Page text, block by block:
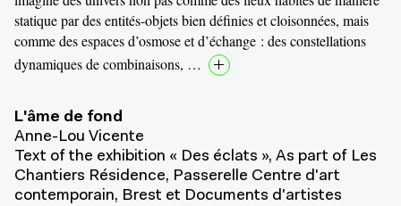
statique par des entités-objets bien définies et cloisonnées, mais
comme des espaces d’osmose et d’échange : des constellations
dynamiques de combinaisons, …
L'âme de fond
Anne-Lou Vicente
Text of the exhibition « Des éclats », As part of Les
Chantiers Résidence, Passerelle Centre d'art
contemporain, Brest et Documents d'artistes